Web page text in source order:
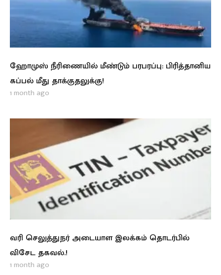
ஹோமுஸ் நீரிணையில் மீண்டும் பரபரப்பு: பிரித்தானிய
கப்பல் மீது தாக்குதலுக்கு!
1 month ago
வரி செலுத்துநர் அடையாள இலக்கம் தொடர்பில்
விசேட தகவல்.!
1 month ago